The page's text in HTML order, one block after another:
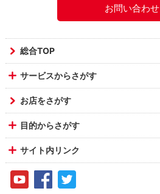
お問い合わせ
総合TOP
サービスからさがす
お店をさがす
目的からさがす
サイト内リンク